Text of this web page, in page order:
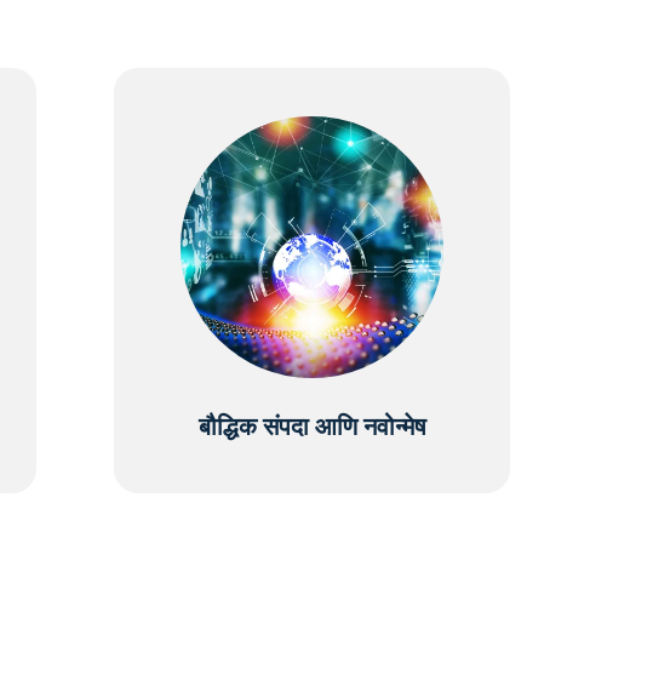
बौद्धिक संपदा आणि नवोन्मेष